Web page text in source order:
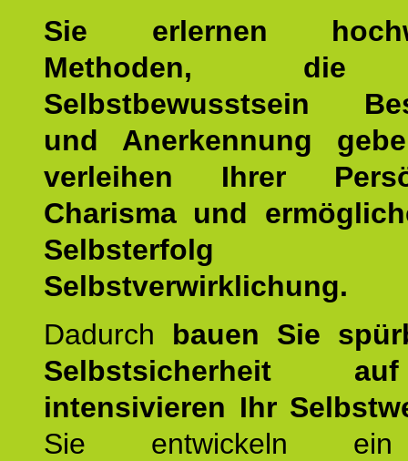
Sie erlernen
Methoden, die
Selbstbewusstsein
und Anerkennung
verleihen Ihrer
Charisma und
Selbstverwirklichung.
Dadurch bauen Sie
Selbstsicherheit
intensivieren Ihr
Sie entwickeln ein